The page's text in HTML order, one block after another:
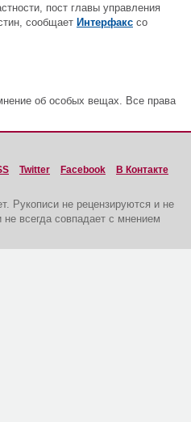
пост главы управления
сообщает Интерфакс со
об особых вещах. Все права
Twitter Facebook
В Контакте
Рукописи не рецензируются и не
всегда совпадает с мнением